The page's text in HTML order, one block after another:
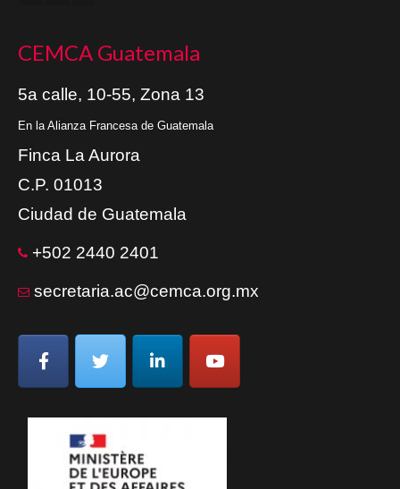
CEMCA Guatemala
5a calle, 10-55, Zona 13
En la Alianza Francesa de Guatemala
Finca La Aurora
C.P. 01013
Ciudad de Guatemala
+502 2440 2401
secretaria.ac@cemca.org.mx